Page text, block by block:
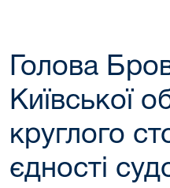
Голова
Київської
круглого
єдності